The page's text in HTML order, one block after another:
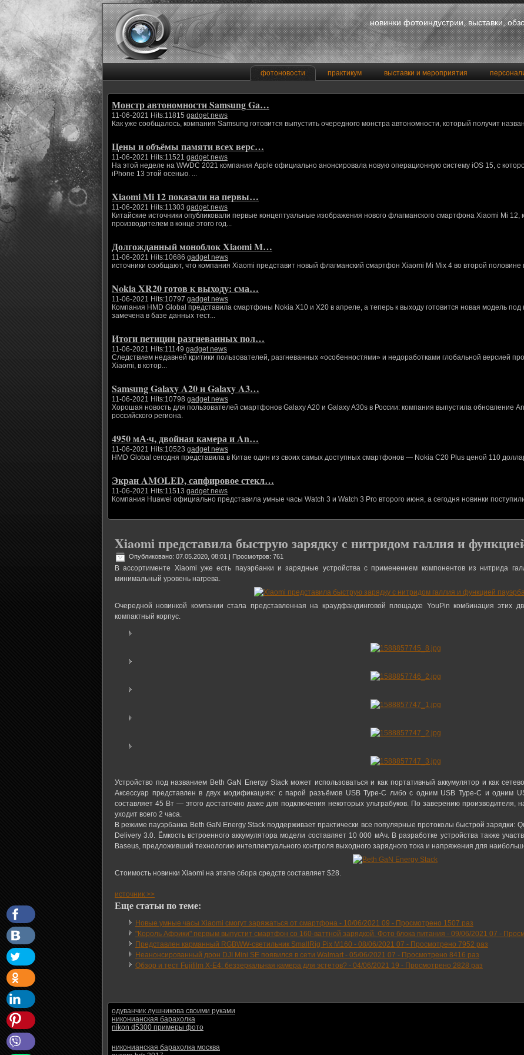
новинки фотоиндустрии, выставки,
фотоновости практикум выставки и мероприятия
Монстр автономности Samsung Ga…
11-06-2021 Hits:11815 gadget news
Как уже сообщалось, компания Samsung готовится выпустить очередного монстра автономности, который получит
Цены и объёмы памяти всех верс…
11-06-2021 Hits:11521 gadget news
На этой неделе на WWDC 2021 компания Apple официально анонсировала новую операционную систему iOS 15, с
iPhone 13 этой осенью. ...
Xiaomi Mi 12 показали на первы…
11-06-2021 Hits:11303 gadget news
Китайские источники опубликовали первые концептуальные изображения нового флагманского смартфона Xiaomi Mi
производителем в конце этого год...
Долгожданный моноблок Xiaomi M…
11-06-2021 Hits:10686 gadget news
источники сообщают, что компания Xiaomi представит новый флагманский смартфон Xiaomi Mi Mix 4 во второй половине
Nokia XR20 готов к выходу: сма…
11-06-2021 Hits:10797 gadget news
Компания HMD Global представила смартфоны Nokia X10 и X20 в апреле, а теперь к выходу готовится новая модель
замечена в базе данных тест...
Итоги петиции разгневанных пол…
11-06-2021 Hits:11149 gadget news
Следствием недавней критики пользователей, разгневанных «особенностями» и недоработками глобальной версией
Xiaomi, в котор...
Samsung Galaxy A20 и Galaxy A3…
11-06-2021 Hits:10798 gadget news
Хорошая новость для пользователей смартфонов Galaxy A20 и Galaxy A30s в России: компания выпустила обновление
российского региона.
4950 мА·ч, двойная камера и An…
11-06-2021 Hits:10523 gadget news
HMD Global сегодня представила в Китае один из своих самых доступных смартфонов — Nokia C20 Plus ценой 110
Экран AMOLED, сапфировое стекл…
11-06-2021 Hits:11513 gadget news
Компания Huawei официально представила умные часы Watch 3 и Watch 3 Pro второго июня, а сегодня новинки
Xiaomi представила быструю зарядку с нитридом галлия и
Опубликовано: 07.05.2020, 08:01 | Просмотров: 761
В ассортименте Xiaomi уже есть пауэрбанки и зарядные устройства с применением компонентов из нитрида
минимальный уровень нагрева.
Очередной новинкой компании стала представленная на краудфандинговой площадке YouPin комбинация этих
компактный корпус.
Устройство под названием Beth GaN Energy Stack может использоваться и как портативный аккумулятор и как
Аксессуар представлен в двух модификациях: с парой разъёмов USB Type-C либо с одним USB Type-C и одним
составляет 45 Вт — этого достаточно даже для подключения некоторых ультрабуков. По заверению производителя,
уходит всего 2 часа.
В режиме пауэрбанка Beth GaN Energy Stack поддерживает практически все популярные протоколы быстрой зарядки:
Delivery 3.0. Ёмкость встроенного аккумулятора модели составляет 10 000 мАч. В разработке устройства также
Baseus, предложивший технологию интеллектуального контроля выходного зарядного тока и напряжения для
Стоимость новинки Xiaomi на этапе сбора средств составляет $28.
источник >>
Еще статьи по теме:
Новые умные часы Xiaomi смогут заряжаться от смартфона - 10/06/2021 09 - Просмотрено 1507 раз
"Король Африки" первым выпустит смартфон со 160-ваттной зарядкой. Фото блока питания - 09/06/2021 07 -
Представлен карманный RGBWW-светильник SmallRig Pix M160 - 08/06/2021 07 - Просмотрено 7952 раз
Неанонсированный дрон DJI Mini SE появился в сети Walmart - 05/06/2021 07 - Просмотрено 8416 раз
Обзор и тест Fujifilm X-E4: беззеркальная камера для эстетов? - 04/06/2021 19 - Просмотрено 2828 раз
одуванчик лушникова своими руками
никонианская барахолка
nikon d5300 примеры фото
никонианская барахолка москва